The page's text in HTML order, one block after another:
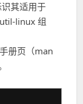
识其适用于
linux 组
册页（man